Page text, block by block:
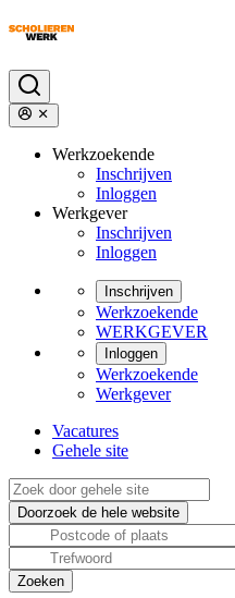
Werkzoekende
Inschrijven
Inloggen
Werkgever
Inschrijven
Inloggen
Inschrijven
Werkzoekende
WERKGEVER
Inloggen
Werkzoekende
Werkgever
Vacatures
Gehele site